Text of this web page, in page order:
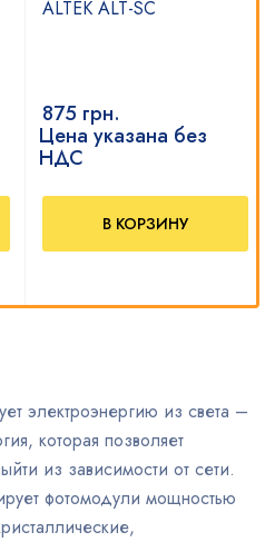
электроэнергию из света –
которая позволяет
из зависимости от сети.
фотомодули мощностью
ALTEK ALT-SC
875 грн.
Цена указана без
НДС
В КОРЗИНУ